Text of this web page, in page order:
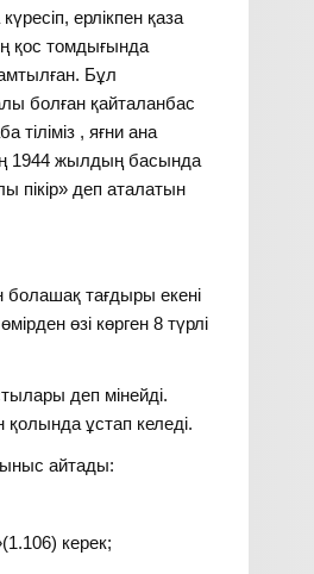
ерлікпен қаза
қос томдығында
Бұл
болған қайталанбас
тіліміз , яғни ана
1944 жылдың басында
пікір» деп аталатын
болашақ тағдыры екені
өзі көрген 8 түрлі
деп мінейді.
қолында ұстап келеді.
айтады:
керек;